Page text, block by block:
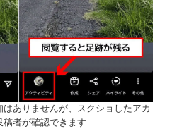
ありませんが、スクショしたアカ
者が確認できます